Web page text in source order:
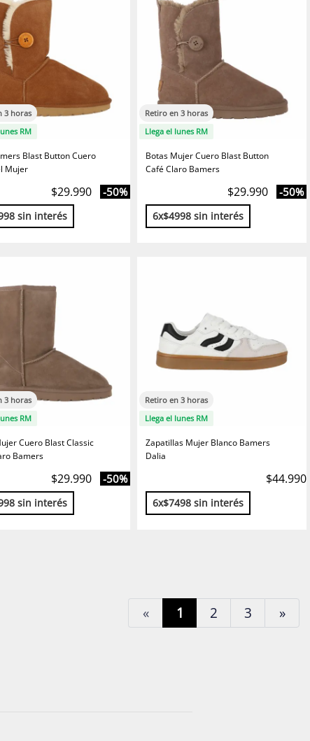
3 horas
RM
Blast Button Cuero
Mujer
$29.990 -50%
sin interés
Retiro en 3 horas
Llega el lunes RM
Botas Mujer Cuero Blast Button
Café Claro Bamers
$29.990 -50%
6x$4998 sin interés
3 horas
RM
Cuero Blast Classic
Bamers
$29.990 -50%
sin interés
Retiro en 3 horas
Llega el lunes RM
Zapatillas Mujer Blanco Bamers
Dalia
$44.990
6x$7498 sin interés
« 1 2 3 »